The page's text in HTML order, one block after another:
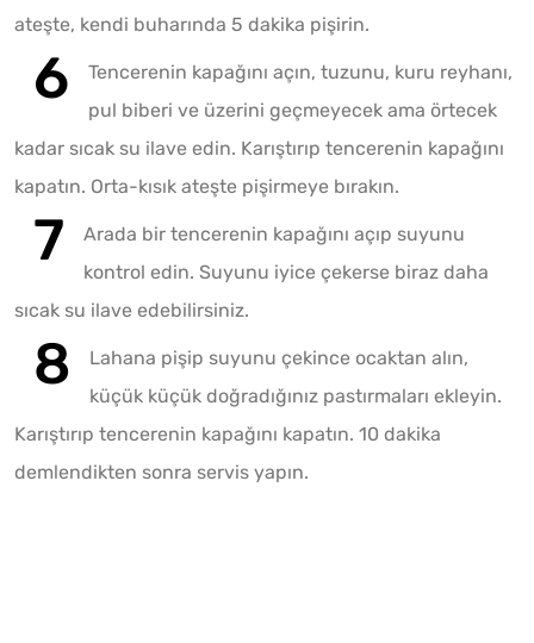
ateşte, kendi buharında 5 dakika pişirin.
Tencerenin kapağını açın, tuzunu, kuru reyhanı,
pul biberi ve üzerini geçmeyecek ama örtecek
kadar sıcak su ilave edin. Karıştırıp tencerenin kapağını
kapatın. Orta-kısık ateşte pişirmeye bırakın.
Arada bir tencerenin kapağını açıp suyunu
kontrol edin. Suyunu iyice çekerse biraz daha
sıcak su ilave edebilirsiniz.
Lahana pişip suyunu çekince ocaktan alın,
küçük küçük doğradığınız pastırmaları ekleyin.
Karıştırıp tencerenin kapağını kapatın. 10 dakika
demlendikten sonra servis yapın.